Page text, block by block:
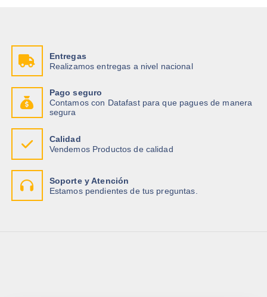
Entregas
Realizamos entregas a nivel nacional
Pago seguro
Contamos con Datafast para que pagues de manera
segura
Calidad
Vendemos Productos de calidad
Soporte y Atención
Estamos pendientes de tus preguntas.